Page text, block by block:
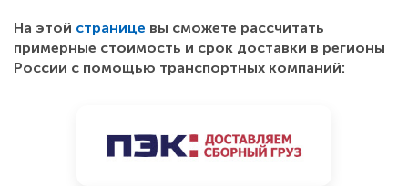
На этой странице вы сможете рассчитать
примерные стоимость и срок доставки в регионы
России с помощью транспортных компаний: